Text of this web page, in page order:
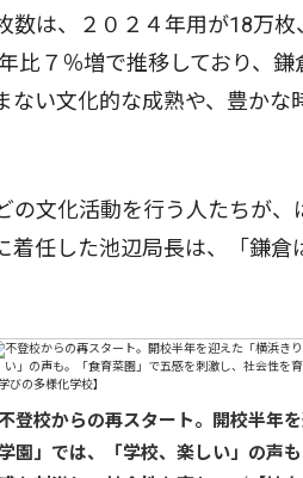
は、２０２４年用が18万
比７％増で推移しており、
ない文化的な成熟や、豊か
文化活動を行う人たちが、
着任した池辺局長は、「鎌
登校からの再スタート。開校半年
学園」では、「学校、楽しい」の声